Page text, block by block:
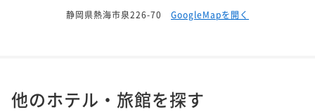
静岡県熱海市泉226-70 GoogleMapを開く
他のホテル・旅館を探す